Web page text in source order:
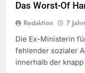
Das Worst-Of
Redaktion 7
Die Ex-Ministerin
fehlender sozialer
innerhalb der